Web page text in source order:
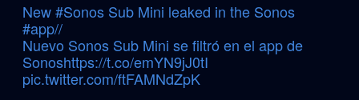
New#SonosSub Mini leaked in the Sonos
#app//
Nuevo Sonos Sub Mini se filtró en el app de
Sonoshttps://t.co/emYN9jJ0tI
pic.twitter.com/ftFAMNdZpK